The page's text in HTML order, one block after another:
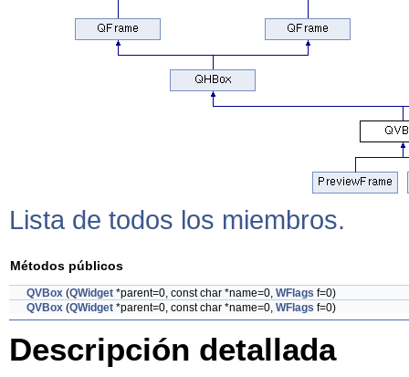
Lista de todos los miembros.
Métodos públicos
QVBox (QWidget *parent=0, const char *name=0, WFlags f=0)
QVBox (QWidget *parent=0, const char *name=0, WFlags f=0)
Descripción detallada